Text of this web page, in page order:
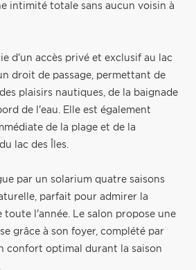
intimité totale sans aucun voisin à
d'un accès privé et exclusif au lac
droit de passage, permettant de
plaisirs nautiques, de la baignade
de l'eau. Elle est également
de la plage et de la
lac des Îles.
par un solarium quatre saisons
parfait pour admirer la
l'année. Le salon propose une
grâce à son foyer, complété par
confort optimal durant la saison